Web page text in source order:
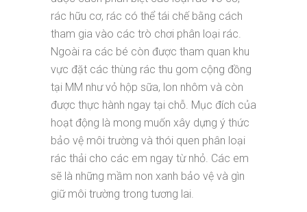
rác hữu cơ, rác có thể tái chế bằng cách
tham gia vào các trò chơi phân loại rác.
Ngoài ra các bé còn được tham quan khu
vực đặt các thùng rác thu gom cộng đồng
tại MM như vỏ hộp sữa, lon nhôm và còn
được thực hành ngay tại chỗ. Mục đích của
hoạt động là mong muốn xây dựng ý thức
bảo vệ môi trường và thói quen phân loại
rác thải cho các em ngay từ nhỏ. Các em
sẽ là những mầm non xanh bảo vệ và gìn
giữ môi trường trong tương lai.